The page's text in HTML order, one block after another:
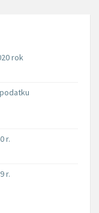
rok
r.
r.